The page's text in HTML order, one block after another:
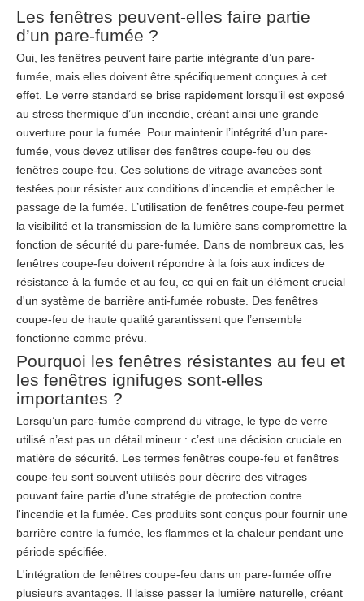
Les fenêtres peuvent-elles faire partie
d’un pare-fumée ?
Oui, les fenêtres peuvent faire partie intégrante d’un pare-
fumée, mais elles doivent être spécifiquement conçues à cet
effet. Le verre standard se brise rapidement lorsqu’il est exposé
au stress thermique d’un incendie, créant ainsi une grande
ouverture pour la fumée. Pour maintenir l’intégrité d’un pare-
fumée, vous devez utiliser des fenêtres coupe-feu ou des
fenêtres coupe-feu. Ces solutions de vitrage avancées sont
testées pour résister aux conditions d'incendie et empêcher le
passage de la fumée. L’utilisation de fenêtres coupe-feu permet
la visibilité et la transmission de la lumière sans compromettre la
fonction de sécurité du pare-fumée. Dans de nombreux cas, les
fenêtres coupe-feu doivent répondre à la fois aux indices de
résistance à la fumée et au feu, ce qui en fait un élément crucial
d'un système de barrière anti-fumée robuste. Des fenêtres
coupe-feu de haute qualité garantissent que l’ensemble
fonctionne comme prévu.
Pourquoi les fenêtres résistantes au feu et
les fenêtres ignifuges sont-elles
importantes ?
Lorsqu’un pare-fumée comprend du vitrage, le type de verre
utilisé n’est pas un détail mineur : c’est une décision cruciale en
matière de sécurité. Les termes fenêtres coupe-feu et fenêtres
coupe-feu sont souvent utilisés pour décrire des vitrages
pouvant faire partie d'une stratégie de protection contre
l'incendie et la fumée. Ces produits sont conçus pour fournir une
barrière contre la fumée, les flammes et la chaleur pendant une
période spécifiée.
L'intégration de fenêtres coupe-feu dans un pare-fumée offre
plusieurs avantages. Il laisse passer la lumière naturelle, créant